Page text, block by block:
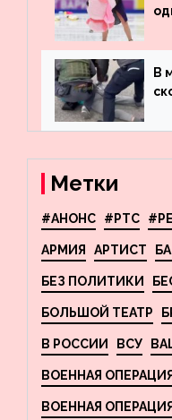
В
Метки
#АНОНС #РТС
АРМИЯ АРТИСТ
БЕЗ ПОЛИТИКИ
БОЛЬШОЙ ТЕАТР
В РОССИИ ВСУ
ВОЕННАЯ ОПЕРАЦИЯ
ВОЕННАЯ